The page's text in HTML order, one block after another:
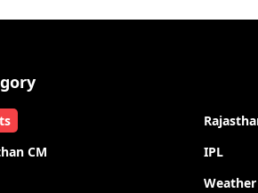
CM
IPL
Weather